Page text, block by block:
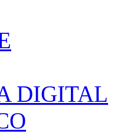
DIGITAL